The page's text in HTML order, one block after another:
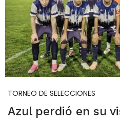
TORNEO DE SELECCIONES
Azul perdió en su